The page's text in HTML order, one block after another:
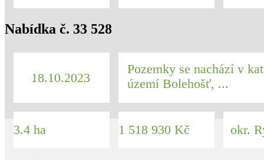
Nabídka č. 33 528
18.10.2023
Pozemky se nachází v
území Bolehošť, ...
3.4 ha 1 518 930 Kč